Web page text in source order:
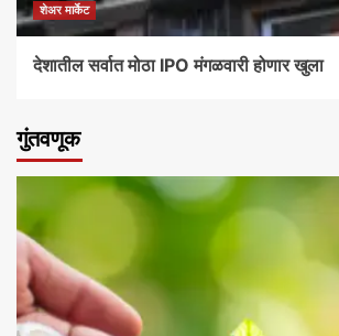
शेअर मार्केट
देशातील सर्वात मोठा IPO मंगळवारी होणार खुला
गुंतवणूक